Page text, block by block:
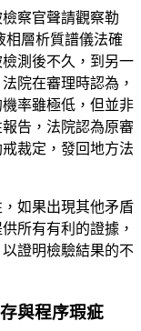
察官聲請觀察勒
相層析質譜儀法確
測後不久，到另一
院在審理時認為，
率雖極低，但並非
告，法院認為原審
裁定，發回地方法
如果出現其他矛盾
所有有利的證據，
證明檢驗結果的不
與程序瑕疵